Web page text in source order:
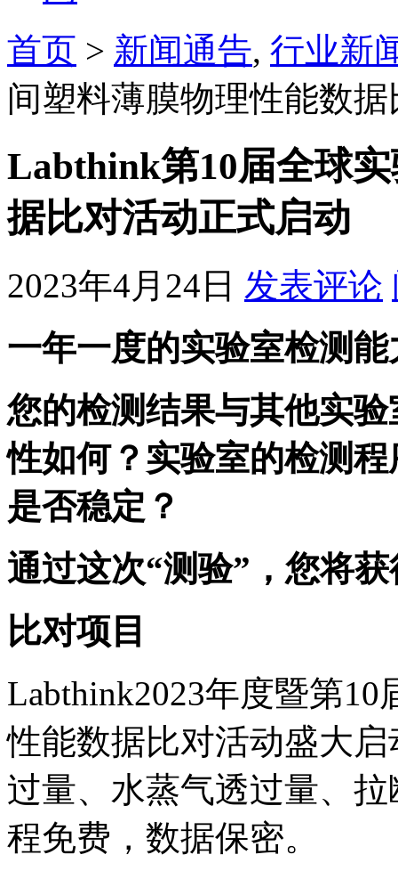
首页 > 新闻通告, 行业新
间塑料薄膜物理性能数
Labthink第10届全球
据比对活动正式启动
2023年4月24日 发表评论
一年一度的实验室检测
您的检测结果与其他实
性如何？实验室的检测
是否稳定？
通过这次“测验”，您将
比对项目
Labthink2023年度暨第
性能数据比对活动盛大
过量、水蒸气透过量、
程免费，数据保密。